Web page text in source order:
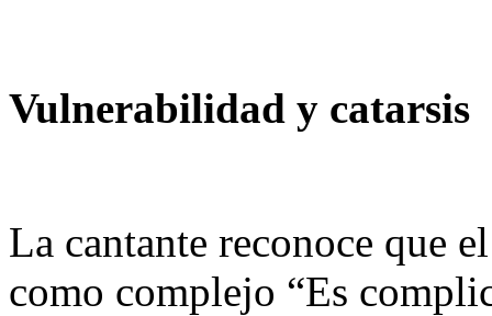
Vulnerabilidad y catarsis
La cantante reconoce que
como complejo “Es